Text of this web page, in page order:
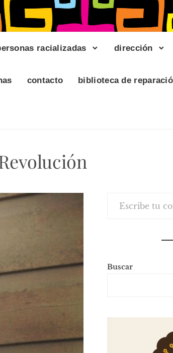
racializadas dirección
contacto biblioteca de
Buscar